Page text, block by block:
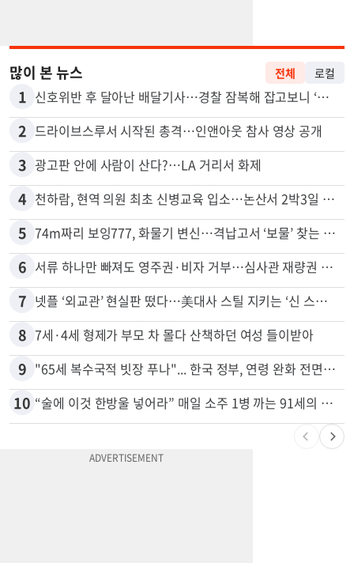
많이 본 뉴스 전체 로컬
1 신호위반 후 달아난 배달기사…경찰 잠복해 잡고보니 ‘반전’
2 드라이브스루서 시작된 총격…인앤아웃 참사 영상 공개
3 광고판 안에 사람이 산다?…LA 거리서 화제
4 천하람, 현역 의원 최초 신병교육 입소…논산서 2박3일 생활
5 74m짜리 보잉777, 화물기 변신…격납고서 ‘보물’ 찾는 인천공항
6 서류 하나만 빠져도 영주권·비자 거부…심사관 재량권 대폭 확대
7 넷플 ‘외교관’ 현실판 떴다…美대사 스틸 지키는 ‘신 스틸러’
8 7세·4세 형제가 부모 차 몰다 산책하던 여성 들이받아
9 "65세 복수국적 빗장 푸나"... 한국 정부, 연령 완화 전면 추진
10 “술에 이것 한방울 넣어라” 매일 소주 1병 까는 91세의 철칙